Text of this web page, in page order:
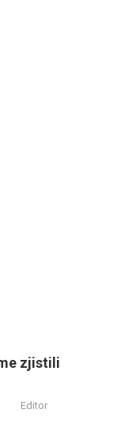
zjistili
Editor